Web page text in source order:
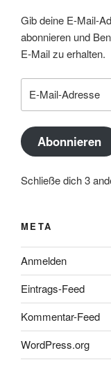
Gib deine E-Mail-
abonnieren und
E-Mail zu erhalten.
Mail-
Abonnieren
Schließe dich 3
META
Anmelden
Eintrags-Feed
Kommentar-Feed
WordPress.org